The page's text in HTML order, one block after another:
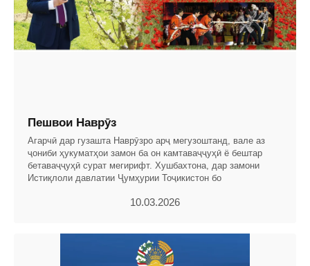
Пешвои Наврӯз
Агарчӣ дар гузашта Наврӯзро арҷ мегузоштанд, вале аз
ҷониби ҳукуматҳои замон ба он камтаваҷҷуҳӣ ё бештар
бетаваҷҷуҳӣ сурат мегирифт. Хушбахтона, дар замони
Истиқлоли давлатии Ҷумҳурии Тоҷикистон бо
10.03.2026